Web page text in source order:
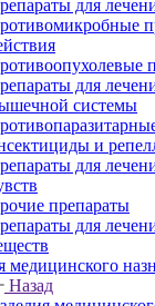
для
для
системы
и
для
препараты
для
медицинского
Назад